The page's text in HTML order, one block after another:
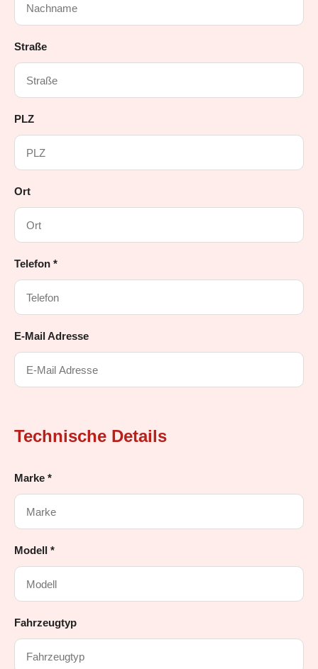
Straße
PLZ
Ort
Telefon *
E-Mail Adresse
Technische Details
Marke *
Modell *
Fahrzeugtyp